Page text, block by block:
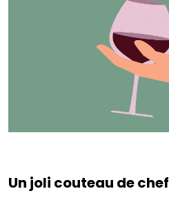
Un joli couteau de chef